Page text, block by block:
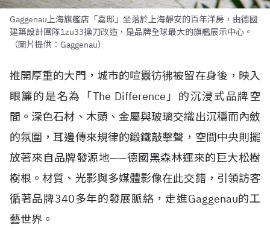
Gaggenau上海旗艦店「嘉邸」坐落於上海靜安的百年洋房，由德國
建築設計團隊1zu33操刀改造，是品牌全球最大的旗艦展示中心。
（圖片提供：Gaggenau）
推開厚重的大門，城市的喧囂彷彿被留在身後，映入
眼簾的是名為「The Difference」的沉浸式品牌空
間。深色石材、木頭、金屬與玻璃交織出沉穩而內斂
的氛圍，耳邊傳來規律的鍛鐵敲擊聲，空間中央則擺
放著來自品牌發源地——德國黑森林運來的巨大松樹
樹根。材質、光影與多媒體影像在此交錯，引領訪客
循著品牌340多年的發展脈絡，走進Gaggenau的工
藝世界。